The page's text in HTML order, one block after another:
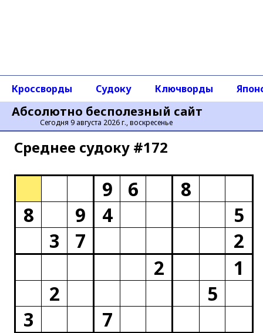
Абсолютно бесполезный сайт
Сегодня 9 августа 2026 г., воскресенье
Кроссворды Судоку Ключворды
Среднее cудоку #172
9 6
8
8
9 4
5
3
7
2
2
1
2
5
3
7